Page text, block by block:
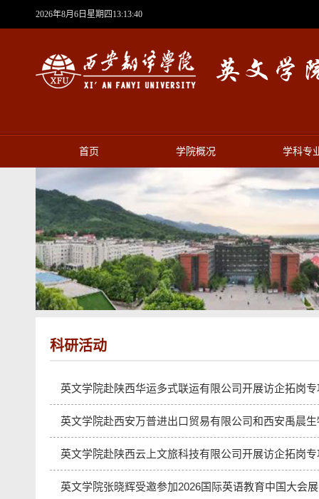
2026年8月6日星期四13:13:41
首页 学院概况 学科专
科研活动
英文学院赴陕西华运多式联运有限公司开展访企拓岗
英文学院赴西安万普进出口贸易有限公司和西安禹晨
英文学院赴陕西云上文旅科技有限公司开展访企拓岗
英文学院张晓辉受邀参加2026国际英语教育中国大会